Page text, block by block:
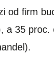
od firm
a 35 proc.